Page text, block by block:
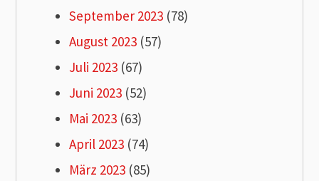
September 2023 (78)
August 2023 (57)
Juli 2023 (67)
Juni 2023 (52)
Mai 2023 (63)
April 2023 (74)
März 2023 (85)